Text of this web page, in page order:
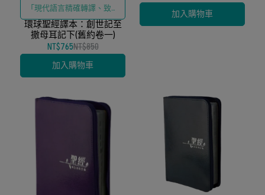
「現代語言精確轉譯、致力
呈現舊約原意與文學脈絡」
環球聖經譯本：創世記至
撒母耳記下(舊約卷一)
NT$765NT$850
加入購物車
加入購物車